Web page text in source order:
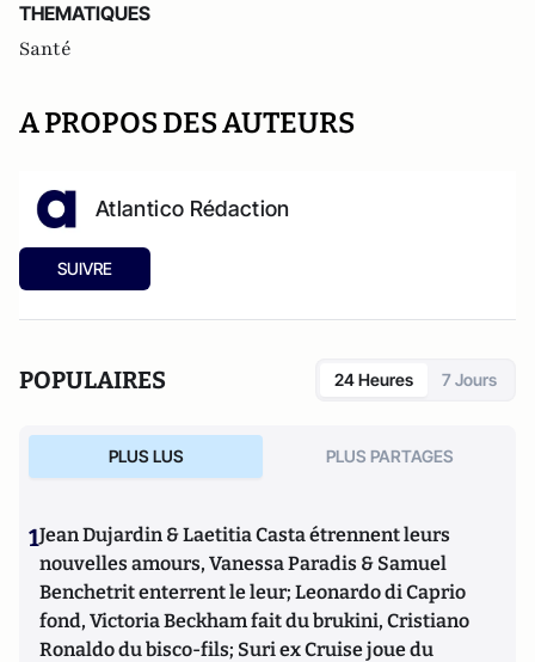
THEMATIQUES
Santé
A PROPOS DES AUTEURS
Atlantico Rédaction
SUIVRE
POPULAIRES 24 Heures 7 Jours
PLUS LUS PLUS PARTAGES
1Jean Dujardin & Laetitia Casta étrennent leurs
nouvelles amours, Vanessa Paradis & Samuel
Benchetrit enterrent le leur; Leonardo di Caprio
fond, Victoria Beckham fait du brukini, Cristiano
Ronaldo du bisco-fils; Suri ex Cruise joue du